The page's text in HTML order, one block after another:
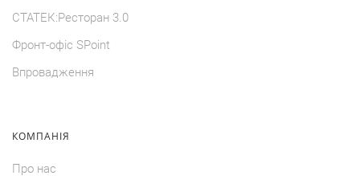
СТАТЕК:Ресторан 3.0
Фронт-офiс SPoint
Впровадження
КОМПАНIЯ
Про нас